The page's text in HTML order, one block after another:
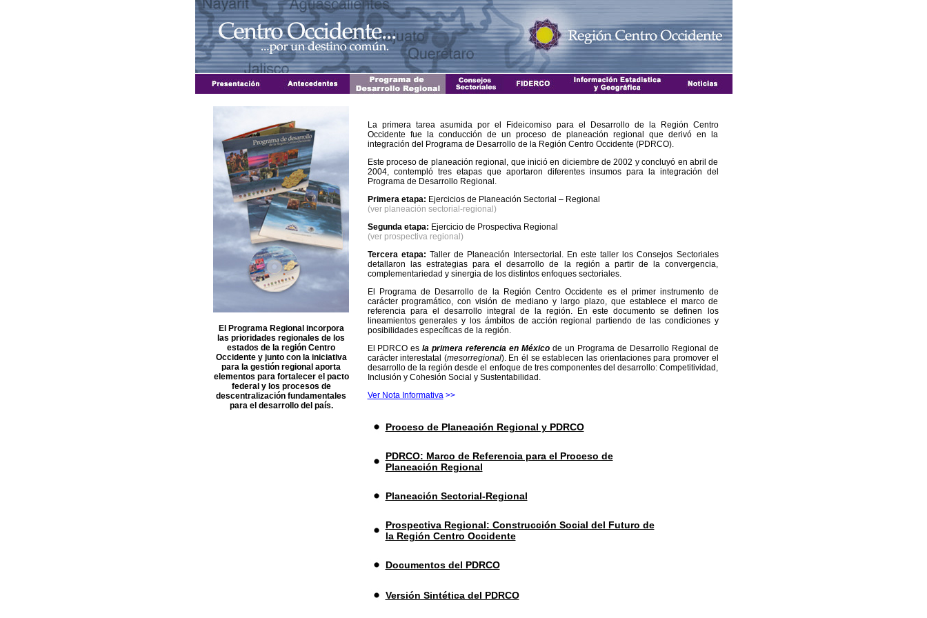
El Programa Regional incorpora
las prioridades regionales de los
estados de la región Centro
Occidente y junto con la iniciativa
para la gestión regional aporta
elementos para fortalecer el pacto
federal y los procesos de
descentralización fundamentales
para el desarrollo del país.
La primera tarea asumida por el Fideicomiso para el Desarrollo de la Región Centro
Occidente fue la conducción de un proceso de planeación regional que derivó en la
integración del Programa de Desarrollo de la Región Centro Occidente (PDRCO).
Este proceso de planeación regional, que inició en diciembre de 2002 y concluyó en abril de
2004, contempló tres etapas que aportaron diferentes insumos para la integración del
Programa de Desarrollo Regional.
Primera etapa: Ejercicios de Planeación Sectorial – Regional
(ver planeación sectorial-regional)
Segunda etapa: Ejercicio de Prospectiva Regional
(ver prospectiva regional)
Tercera etapa: Taller de Planeación Intersectorial. En este taller los Consejos Sectoriales
detallaron las estrategias para el desarrollo de la región a partir de la convergencia,
complementariedad y sinergia de los distintos enfoques sectoriales.
El Programa de Desarrollo de la Región Centro Occidente es el primer instrumento de
carácter programático, con visión de mediano y largo plazo, que establece el marco de
referencia para el desarrollo integral de la región. En este documento se definen los
lineamientos generales y los ámbitos de acción regional partiendo de las condiciones y
posibilidades específicas de la región.
El PDRCO esla primera referencia en México de un Programa de Desarrollo Regional de
carácter interestatal (mesorregional). En él se establecen las orientaciones para promover el
desarrollo de la región desde el enfoque de tres componentes del desarrollo: Competitividad,
Inclusión y Cohesión Social y Sustentabilidad.
Ver Nota Informativa>>
Proceso de Planeación Regional y PDRCO
PDRCO: Marco de Referencia para el Proceso de
Planeación Regional
Planeación Sectorial-Regional
Prospectiva Regional: Construcción Social del Futuro de
la Región Centro Occidente
Documentos del PDRCO
Versión Sintética del PDRCO